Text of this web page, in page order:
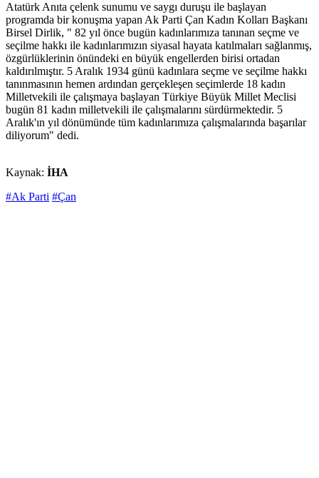
Atatürk Anıta çelenk sunumu ve saygı duruşu ile başlayan
programda bir konuşma yapan Ak Parti Çan Kadın Kolları Başkanı
Birsel Dirlik, " 82 yıl önce bugün kadınlarımıza tanınan seçme ve
seçilme hakkı ile kadınlarımızın siyasal hayata katılmaları sağlanmış,
özgürlüklerinin önündeki en büyük engellerden birisi ortadan
kaldırılmıştır. 5 Aralık 1934 günü kadınlara seçme ve seçilme hakkı
tanınmasının hemen ardından gerçekleşen seçimlerde 18 kadın
Milletvekili ile çalışmaya başlayan Türkiye Büyük Millet Meclisi
bugün 81 kadın milletvekili ile çalışmalarını sürdürmektedir. 5
Aralık'ın yıl dönümünde tüm kadınlarımıza çalışmalarında başarılar
diliyorum" dedi.
Kaynak: İHA
#Ak Parti #Çan